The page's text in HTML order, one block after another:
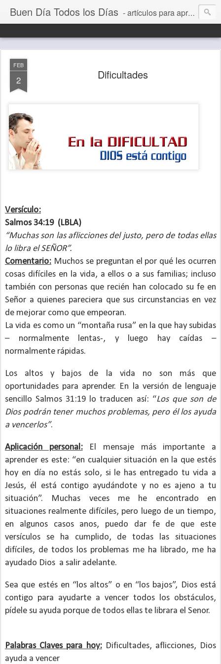
Buen Día Todos los Días - artículos para aprender a vivir mejor, un día a la vez. Por Juan C Quintero
FEB
2 Dificultades
Versículo:
Salmos 34:19 (LBLA)
“Muchas son las aflicciones del justo, pero de todas ellas
lo libra el SEÑOR”.
Comentario: Muchos se preguntan el por qué les ocurren
cosas difíciles en la vida, a ellos o a sus familias; incluso
también con personas que recién han colocado su fe en
Señor a quienes pareciera que sus circunstancias en vez
de mejorar como que empeoran.
La vida es como un “montaña rusa” en la que hay subidas
– normalmente lentas-, y luego hay caídas –
normalmente rápidas.
Los altos y bajos de la vida no son más que
oportunidades para aprender. En la versión de lenguaje
sencillo Salmos 31:19 lo traducen así: “Los que son de
Dios podrán tener muchos problemas, pero él los ayuda
a vencerlos”.
Aplicación personal:
El mensaje más importante a
aprender es este: “en cualquier situación en la que estés
hoy en día no estás solo, si le has entregado tu vida a
Jesús, él está contigo ayudándote y no es ajeno a tu
situación”. Muchas veces me he encontrado en
situaciones realmente difíciles, pero luego de un tiempo,
en algunos casos anos, puedo dar fe de que este
versículos se ha cumplido, de todas las situaciones
difíciles, de todos los problemas me ha librado, me ha
ayudado Dios a salir adelante.
Sea que estés en “los altos” o en “los bajos”, Dios está
contigo para ayudarte a vencer todos los obstáculos,
pídele su ayuda porque de todos ellas te librara el Senor.
Palabras Claves para hoy: Dificultades, aflicciones, Dios
ayuda a vencer